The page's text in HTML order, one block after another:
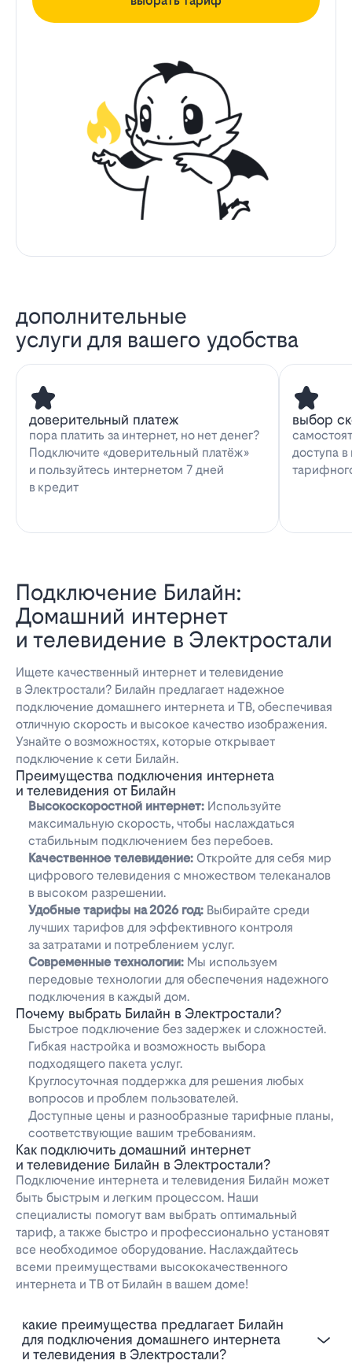
дополнительные
услуги для вашего удобства
доверительный платеж
пора платить за интернет, но нет денег?
Подключите «доверительный платёж»
и пользуйтесь интернетом 7 дней
в кредит
выбор
доступа
Подключение Билайн:
Домашний интернет
и телевидение в Электростали
Ищете качественный интернет и телевидение
в Электростали? Билайн предлагает надежное
подключение домашнего интернета и ТВ, обеспечивая
отличную скорость и высокое качество изображения.
Узнайте о возможностях, которые открывает
подключение к сети Билайн.
Преимущества подключения интернета
и телевидения от Билайн
Высокоскоростной интернет: Используйте
максимальную скорость, чтобы наслаждаться
стабильным подключением без перебоев.
Качественное телевидение: Откройте для себя мир
цифрового телевидения с множеством телеканалов
в высоком разрешении.
Удобные тарифы на 2026 год: Выбирайте среди
лучших тарифов для эффективного контроля
за затратами и потреблением услуг.
Современные технологии: Мы используем
передовые технологии для обеспечения надежного
подключения в каждый дом.
Почему выбрать Билайн в Электростали?
Быстрое подключение без задержек и сложностей.
Гибкая настройка и возможность выбора
подходящего пакета услуг.
Круглосуточная поддержка для решения любых
вопросов и проблем пользователей.
Доступные цены и разнообразные тарифные планы,
соответствующие вашим требованиям.
Как подключить домашний интернет
и телевидение Билайн в Электростали?
Подключение интернета и телевидения Билайн может
быть быстрым и легким процессом. Наши
специалисты помогут вам выбрать оптимальный
тариф, а также быстро и профессионально установят
все необходимое оборудование. Наслаждайтесь
всеми преимуществами высококачественного
интернета и ТВ от Билайн в вашем доме!
Какие преимущества предлагает Билайн
для подключения домашнего интернета
и телевидения в Электростали?